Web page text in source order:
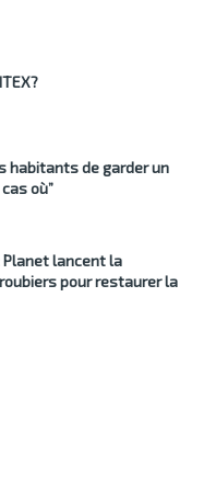
habitants de garder un
où”
Planet lancent la
pour restaurer la